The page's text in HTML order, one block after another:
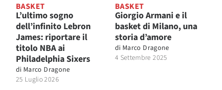
BASKET
L’ultimo sogno
dell’infinito Lebron
James: riportare il
titolo NBA ai
Philadelphia Sixers
di Marco Dragone
25 Luglio 2026
BASKET
Giorgio Armani e il
basket di Milano, una
storia d’amore
di Marco Dragone
4 Settembre 2025